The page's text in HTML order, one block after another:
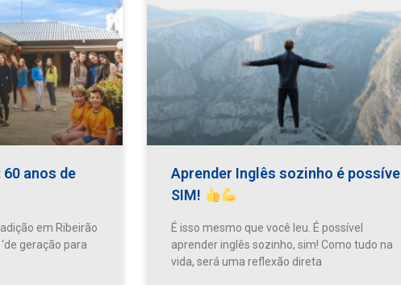
anos de
em Ribeirão
geração para
Aprender Inglês sozinho é
SIM!
É isso mesmo que você leu. É possível
aprender inglês sozinho, sim! Como tudo na
vida, será uma reflexão direta